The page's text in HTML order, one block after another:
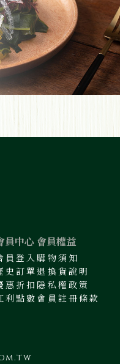
員中心
員登入
史訂單
惠折扣
利點數
會員權益
購物須知
退換貨說明
隱私權政策
會員註冊條款